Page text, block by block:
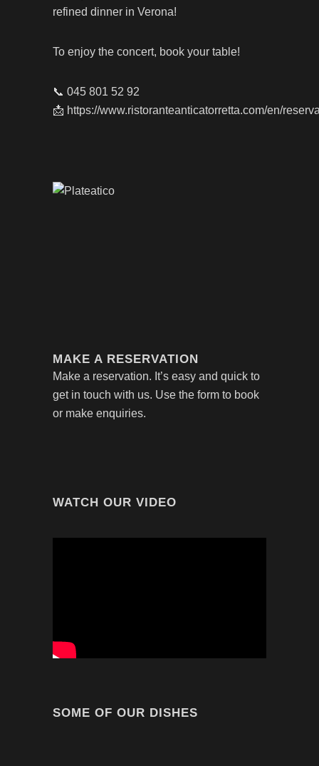
refined dinner in Verona!
To enjoy the concert, book your table!
📞 045 801 52 92
📩 https://www.ristoranteanticatorretta.com/en/
MAKE A RESERVATION
Make a reservation. It’s easy and quick to
get in touch with us. Use the form to book
or make enquiries.
WATCH OUR VIDEO
SOME OF OUR DISHES